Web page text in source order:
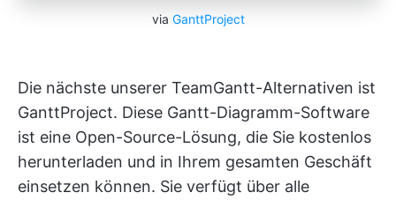
via GanttProject
Die nächste unserer TeamGantt-Alternativen ist
GanttProject. Diese Gantt-Diagramm-Software
ist eine Open-Source-Lösung, die Sie kostenlos
herunterladen und in Ihrem gesamten Geschäft
einsetzen können. Sie verfügt über alle